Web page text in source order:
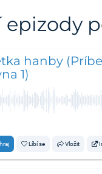
epizody
hanby
1)
Líbí se Vložit